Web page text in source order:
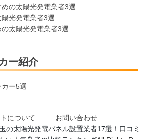
の太陽光発電業者3選
光発電業者3選
太陽光発電業者3選
ー紹介
ー5選
について
お問い合わせ
の太陽光発電パネル設置業者17選！口コミ